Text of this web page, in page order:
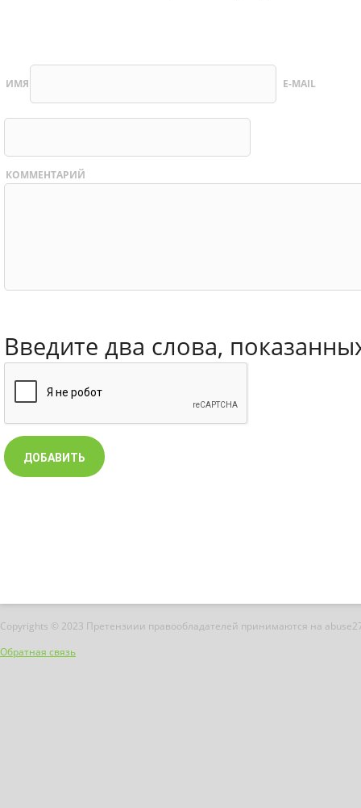
ИМЯ E-MAIL
КОММЕНТАРИЙ
Введите два слова,
Copyrights © 2023 Претензиии правообладателей принимаются на
Обратная связь